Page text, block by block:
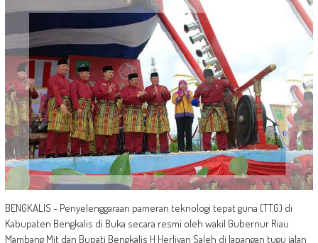
BENGKALIS - Penyelenggaraan pameran teknologi tepat guna (TTG) di
Kabupaten Bengkalis di Buka secara resmi oleh wakil Gubernur Riau
Mambang Mit dan Bupati Bengkalis H Herliyan Saleh di lapangan tugu jalan